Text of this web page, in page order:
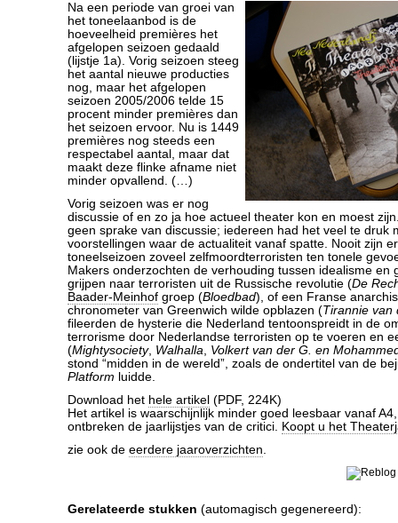
Na een periode van groei van
het toneelaanbod is de
hoeveelheid premières het
afgelopen seizoen gedaald
(lijstje 1a). Vorig seizoen steeg
het aantal nieuwe producties
nog, maar het afgelopen
seizoen 2005/2006 telde 15
procent minder premières dan
het seizoen ervoor. Nu is 1449
premières nog steeds een
respectabel aantal, maar dat
maakt deze flinke afname niet
minder opvallend. (…)
Vorig seizoen was er nog
discussie of en zo ja hoe actueel theater kon en moest
geen sprake van discussie; iedereen had het veel te druk
voorstellingen waar de actualiteit vanaf spatte. Nooit zijn
toneelseizoen zoveel zelfmoordterroristen ten tonele
Makers onderzochten de verhouding tussen idealisme en
grijpen naar terroristen uit de Russische revolutie (De
Baader-Meinhof groep (Bloedbad), of een Franse
chronometer van Greenwich wilde opblazen (Tirannie van
fileerden de hysterie die Nederland tentoonspreidt in de
terrorisme door Nederlandse terroristen op te voeren en
(Mightysociety, Walhalla, Volkert van der G. en
stond “midden in de wereld”, zoals de ondertitel van de
Platform luidde.
Download het hele artikel (PDF, 224K)
Het artikel is waarschijnlijk minder goed leesbaar vanaf
ontbreken de jaarlijstjes van de critici. Koopt u het
zie ook de eerdere jaaroverzichten.
Gerelateerde stukken (automagisch gegenereerd):